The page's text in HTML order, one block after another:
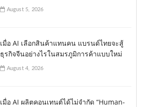
August 5, 2026
เมื่อ AI เลือกสินค้าแทนคน แบรนด์ไทยจะสู้
ธุรกิจจีนอย่างไรในสมรภูมิการค้าแบบใหม่
August 4, 2026
เมื่อ AI ผลิตคอนเทนต์ได้ไม่จำกัด “Human-